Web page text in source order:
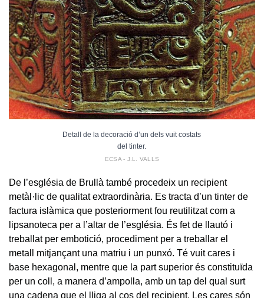
Detall de la decoració d’un dels vuit costats
del tinter.
ECSA - J.L. VALLS
De l’església de Brullà també procedeix un recipient
metàl·lic de qualitat extraordinària. Es tracta d’un tinter de
factura islàmica que posteriorment fou reutilitzat com a
lipsanoteca per a l’altar de l’església. És fet de llautó i
treballat per embotició, procediment per a treballar el
metall mitjançant una matriu i un punxó. Té vuit cares i
base hexagonal, mentre que la part superior és constituïda
per un coll, a manera d’ampolla, amb un tap del qual surt
una cadena que el lliga al cos del recipient. Les cares són